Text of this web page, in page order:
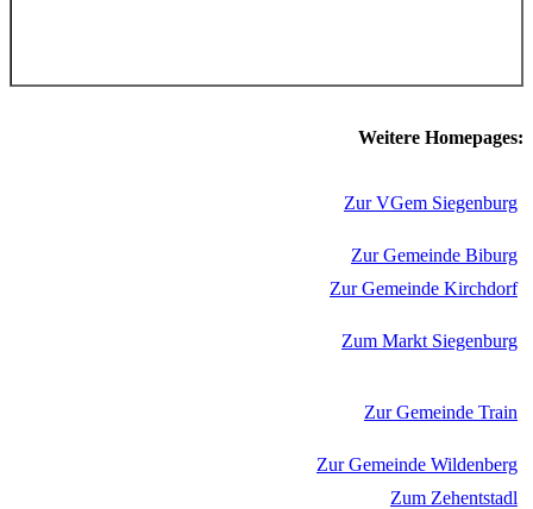
Weitere Homepages:
Zur VGem Siegenburg
Zur Gemeinde Biburg
Zur Gemeinde Kirchdorf
Zum Markt Siegenburg
Zur Gemeinde Train
Zur Gemeinde Wildenberg
Zum Zehentstadl